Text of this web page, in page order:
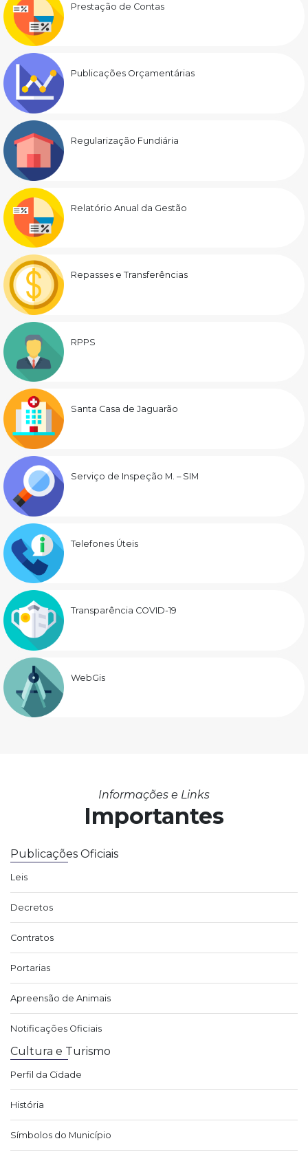
Prestação de Contas
Publicações Orçamentárias
Regularização Fundiária
Relatório Anual da Gestão
Repasses e Transferências
RPPS
Santa Casa de Jaguarão
Serviço de Inspeção M. – SIM
Telefones Úteis
Transparência COVID-19
WebGis
Informações e Links
Importantes
Publicações Oficiais
Leis
Decretos
Contratos
Portarias
Apreensão de Animais
Notificações Oficiais
Cultura e Turismo
Perfil da Cidade
História
Símbolos do Município